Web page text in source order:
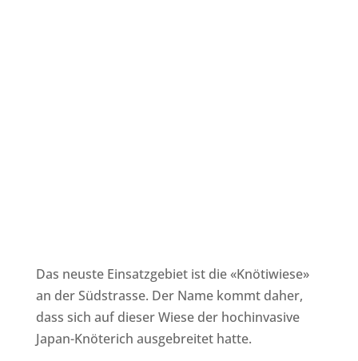
Das neuste Einsatzgebiet ist die «Knötiwiese»
an der Südstrasse. Der Name kommt daher,
dass sich auf dieser Wiese der hochinvasive
Japan-Knöterich ausgebreitet hatte.